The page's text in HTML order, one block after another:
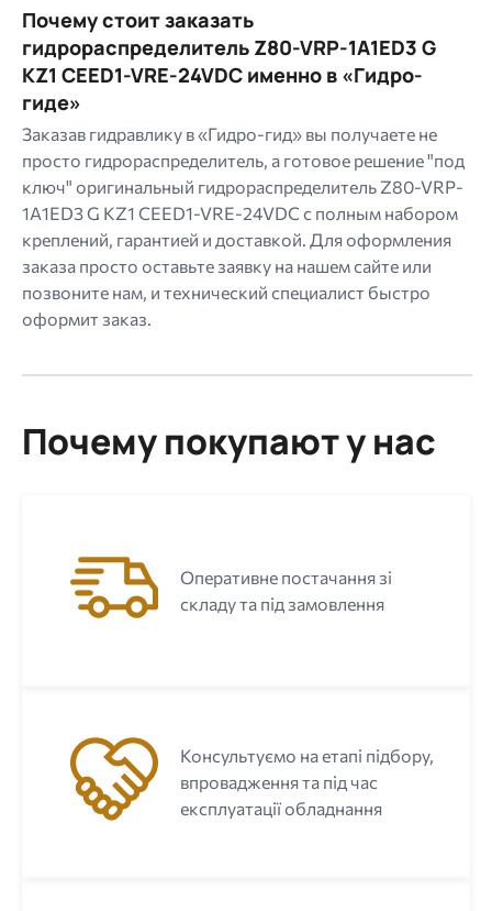
Почему стоит заказать
гидрораспределитель Z80-VRP-1A1ED3 G
KZ1 CEED1-VRE-24VDC именно в «Гидро-
гиде»
Заказав гидравлику в «Гидро-гид» вы получаете не
просто гидрораспределитель, а готовое решение "под
ключ" оригинальный гидрораспределитель Z80-VRP-
1A1ED3 G KZ1 CEED1-VRE-24VDC с полным набором
креплений, гарантией и доставкой. Для оформления
заказа просто оставьте заявку на нашем сайте или
позвоните нам, и технический специалист быстро
оформит заказ.
Почему покупают у нас
Оперативне постачання зі
складу та під замовлення
Консультуємо на етапі підбору,
впровадження та під час
експлуатації обладнання